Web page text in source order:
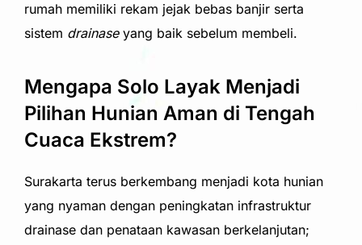
rumah memiliki rekam jejak bebas banjir serta
sistem drainaseyang baik sebelum membeli.
Mengapa Solo Layak Menjadi
Pilihan Hunian Aman di Tengah
Cuaca Ekstrem?
Surakarta terus berkembang menjadi kota hunian
yang nyaman dengan peningkatan infrastruktur
drainase dan penataan kawasan berkelanjutan;